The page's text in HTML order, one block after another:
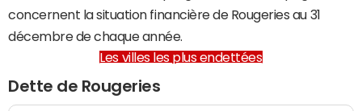
concernent la situation financière de Rougeries au 31
décembre de chaque année.
Les villes les plus endettées
Dette de Rougeries